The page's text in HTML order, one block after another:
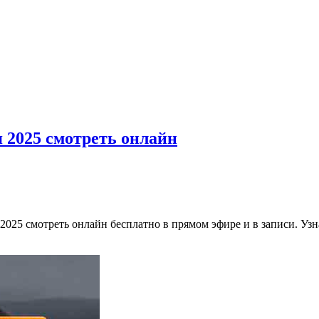
смотреть онлайн
смотреть онлайн бесплатно в прямом эфире и в записи.